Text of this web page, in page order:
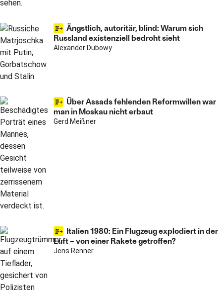
Ängstlich, autoritär, blind: Warum sich
Russland existenziell bedroht sieht
Alexander Dubowy
Über Assads fehlenden Reformwillen war
man in Moskau nicht erbaut
Gerd Meißner
Italien 1980: Ein Flugzeug explodiert in der
Luft – von einer Rakete getroffen?
Jens Renner